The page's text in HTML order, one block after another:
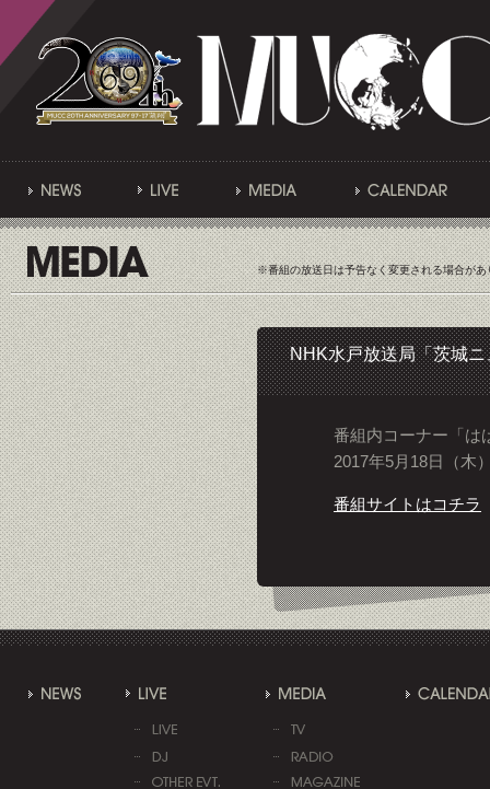
※番組の放送日は予告なく変更される場合が
NHK水戸放送局「茨城
番組内コーナー「は
2017年5月18日（木
番組サイトはコチラ